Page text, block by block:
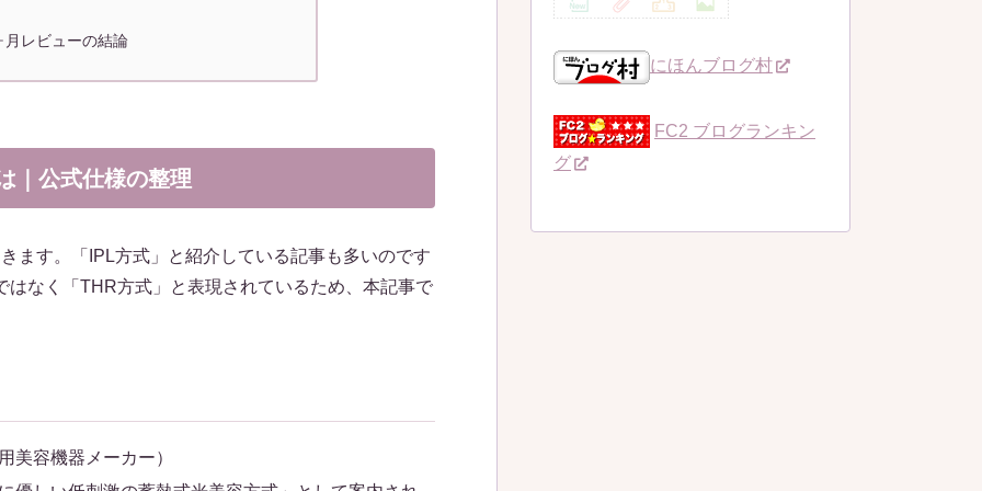
月レビューの結論
｜公式仕様の整理
ます。「IPL方式」と紹介している記事も多いのです
はなく「THR方式」と表現されているため、本記事で
美容機器メーカー）
にほんブログ村
FC2 ブログランキン
グ